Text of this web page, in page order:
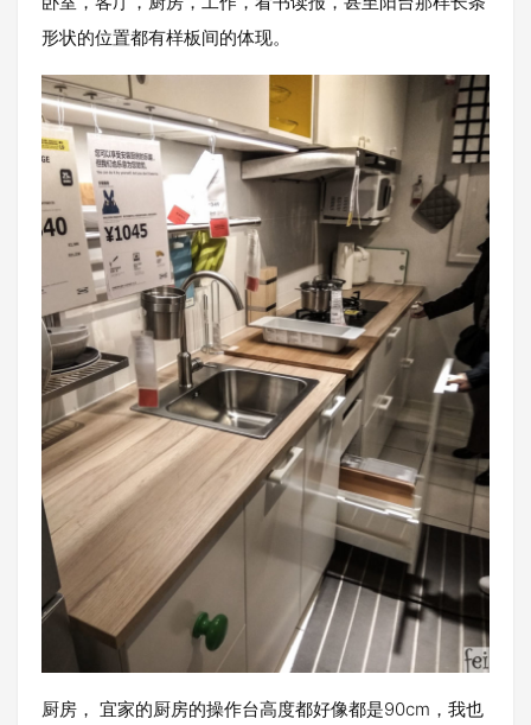
形状的位置都有样板间的体现。
厨房， 宜家的厨房的操作台高度都好像都是90cm，我也